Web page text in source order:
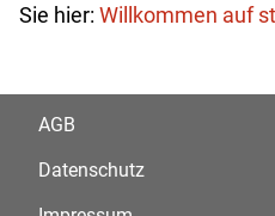
Sie hier: Willkommen auf
AGB
Datenschutz